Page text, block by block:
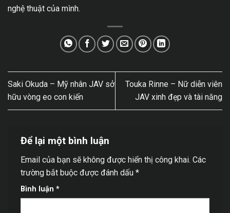
nghệ thuật của mình.
Saki Okuda – Mỹ nhân JAV sở
hữu vòng eo con kiến
Touka Rinne – Nữ diễn viên
JAV xinh đẹp và tài năng
Để lại một bình luận
Email của bạn sẽ không được hiển thị công khai. Các
trường bắt buộc được đánh dấu *
Bình luận *